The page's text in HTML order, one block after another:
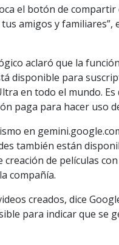
el botón de compartir
amigos y familiares”,
aclaró que la
disponible para
en todo el mundo. Es
paga para hacer uso
en
también están
de películas con
compañía.
creados, dice
para indicar que se